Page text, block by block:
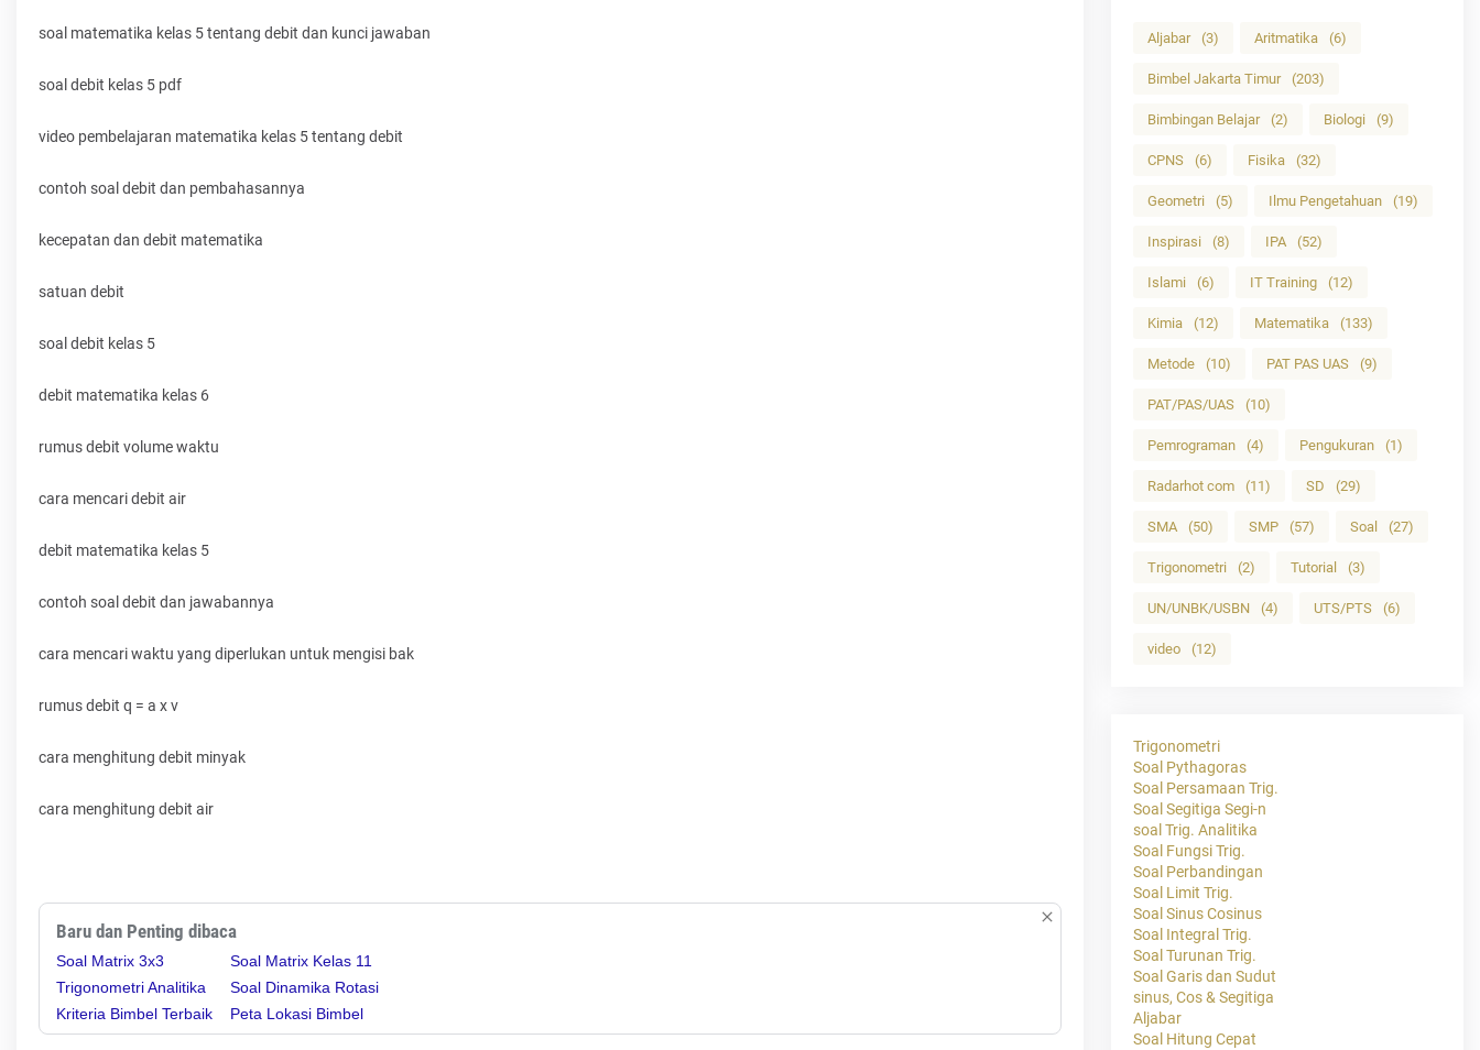
soal matematika kelas 5 tentang debit dan kunci jawaban
soal debit kelas 5 pdf
video pembelajaran matematika kelas 5 tentang debit
contoh soal debit dan pembahasannya
kecepatan dan debit matematika
satuan debit
soal debit kelas 5
debit matematika kelas 6
rumus debit volume waktu
cara mencari debit air
debit matematika kelas 5
contoh soal debit dan jawabannya
cara mencari waktu yang diperlukan untuk mengisi bak
rumus debit q = a x v
cara menghitung debit minyak
cara menghitung debit air
Baru dan Penting dibaca
Soal Matrix 3x3
Trigonometri Analitika
Kriteria Bimbel Terbaik
Soal Matrix Kelas 11
Soal Dinamika Rotasi
Peta Lokasi Bimbel
Aljabar (3) Aritmatika (6)
Bimbel Jakarta Timur (203)
Bimbingan Belajar (2) Biologi (9)
CPNS (6) Fisika (32)
Geometri (5) Ilmu Pengetahuan (19)
Inspirasi (8) IPA (52)
Islami (6) IT Training (12)
Kimia (12) Matematika (133)
Metode (10) PAT PAS UAS (9)
PAT/PAS/UAS (10)
Pemrograman (4) Pengukuran (1)
Radarhot com (11) SD (29)
SMA (50) SMP (57) Soal (27)
Trigonometri (2) Tutorial (3)
UN/UNBK/USBN (4) UTS/PTS (6)
video (12)
Trigonometri
Soal Pythagoras
Soal Persamaan Trig.
Soal Segitiga Segi-n
soal Trig. Analitika
Soal Fungsi Trig.
Soal Perbandingan
Soal Limit Trig.
Soal Sinus Cosinus
Soal Integral Trig.
Soal Turunan Trig.
Soal Garis dan Sudut
sinus, Cos & Segitiga
Aljabar
Soal Hitung Cepat